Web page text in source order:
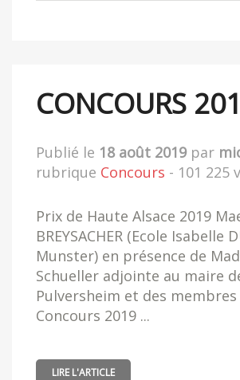
CONCOURS
Publié le 18 août 2019par
rubrique Concours - 101 225
Prix de Haute Alsace 2019
BREYSACHER (Ecole Isabelle
Munster) en présence de
Schueller adjointe au maire
Pulversheim et des membres
Concours 2019 ...
LIRE L'ARTICLE